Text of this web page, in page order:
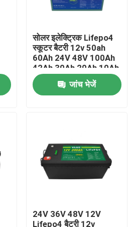
सोलर इलेक्ट्रिक Lifepo4
स्कूटर बैटरी 12v 50ah
60Ah 24V 48V 100Ah
42Ah 30Ah 20Ah 10Ah
जांच भेजें
24V 36V 48V 12V
Lifepo4 बैटरी 12v